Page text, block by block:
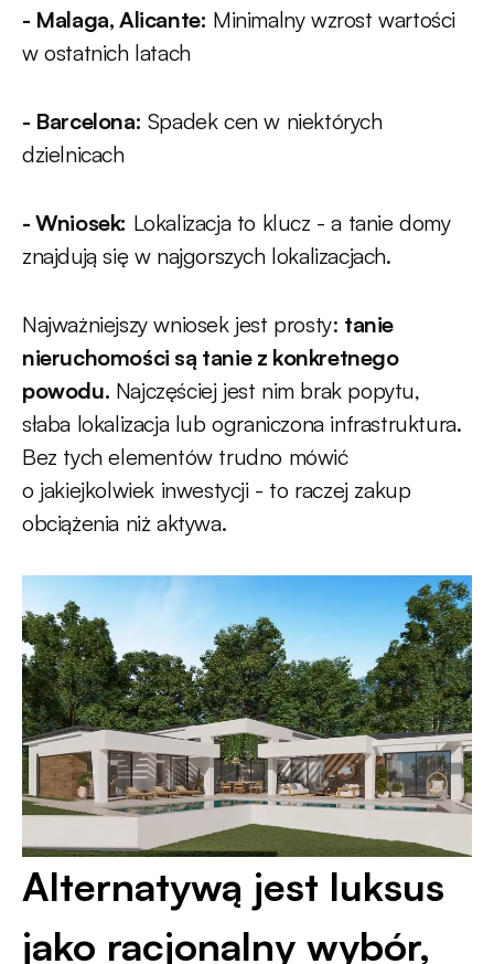
- Malaga, Alicante: Minimalny wzrost wartości
w ostatnich latach
- Barcelona: Spadek cen w niektórych
dzielnicach
- Wniosek: Lokalizacja to klucz - a tanie domy
znajdują się w najgorszych lokalizacjach.
Najważniejszy wniosek jest prosty: tanie
nieruchomości są tanie z konkretnego
powodu. Najczęściej jest nim brak popytu,
słaba lokalizacja lub ograniczona infrastruktura.
Bez tych elementów trudno mówić
o jakiejkolwiek inwestycji - to raczej zakup
obciążenia niż aktywa.
Alternatywą jest luksus
jako racjonalny wybór,